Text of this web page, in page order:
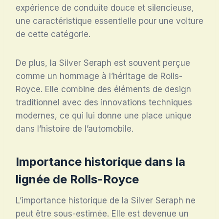
expérience de conduite douce et silencieuse,
une caractéristique essentielle pour une voiture
de cette catégorie.
De plus, la Silver Seraph est souvent perçue
comme un hommage à l’héritage de Rolls-
Royce. Elle combine des éléments de design
traditionnel avec des innovations techniques
modernes, ce qui lui donne une place unique
dans l’histoire de l’automobile.
Importance historique dans la
lignée de Rolls-Royce
L’importance historique de la Silver Seraph ne
peut être sous-estimée. Elle est devenue un